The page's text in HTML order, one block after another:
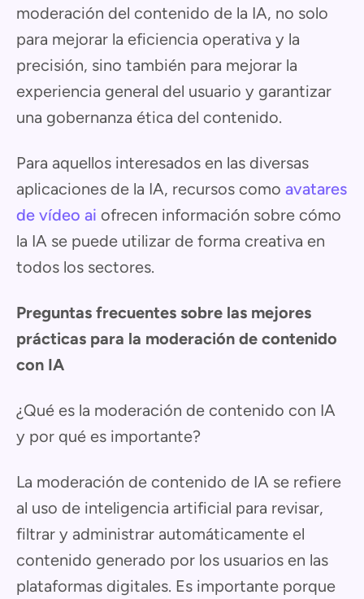
moderación del contenido de la IA, no solo
para mejorar la eficiencia operativa y la
precisión, sino también para mejorar la
experiencia general del usuario y garantizar
una gobernanza ética del contenido.
Para aquellos interesados en las diversas
aplicaciones de la IA, recursos como avatares
de vídeo ai ofrecen información sobre cómo
la IA se puede utilizar de forma creativa en
todos los sectores.
Preguntas frecuentes sobre las mejores
prácticas para la moderación de contenido
con IA
¿Qué es la moderación de contenido con IA
y por qué es importante?
La moderación de contenido de IA se refiere
al uso de inteligencia artificial para revisar,
filtrar y administrar automáticamente el
contenido generado por los usuarios en las
plataformas digitales. Es importante porque